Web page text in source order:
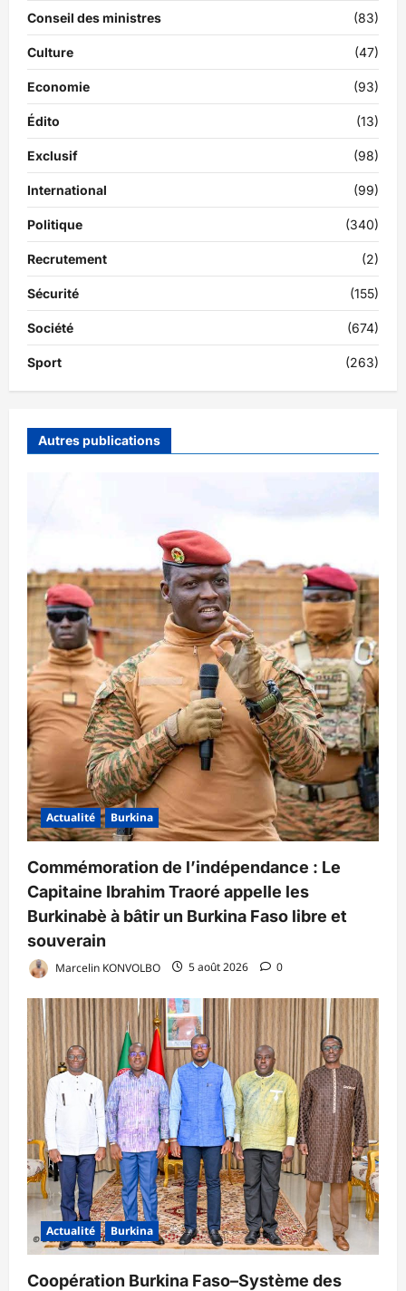
Conseil des ministres (83)
Culture (47)
Economie (93)
Édito (13)
Exclusif (98)
International (99)
Politique (340)
Recrutement (2)
Sécurité (155)
Société (674)
Sport (263)
Autres publications
Actualité Burkina
Commémoration de l’indépendance : Le
Capitaine Ibrahim Traoré appelle les
Burkinabè à bâtir un Burkina Faso libre et
souverain
Marcelin KONVOLBO 5 août 2026 0
Actualité Burkina
Coopération Burkina Faso–Système des